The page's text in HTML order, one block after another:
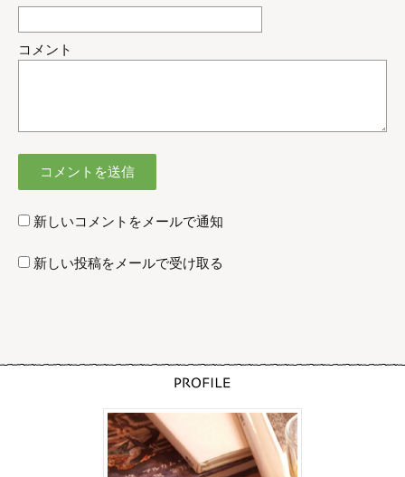
コメント
新しいコメントをメールで通知
新しい投稿をメールで受け取る